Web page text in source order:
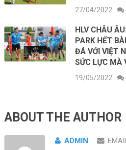
27/04/2022
HLV CHÂU
PARK HẾT
ĐÁ VỚI VIỆT
SỨC LỰC MÀ
19/05/2022
ABOUT THE AUTHOR
ADMIN